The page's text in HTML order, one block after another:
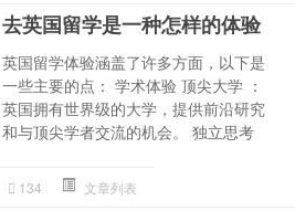
去英国留学是一种怎样的体验
英国留学体验涵盖了许多方面，以下是
一些主要的点： 学术体验 顶尖大学 ：
英国拥有世界级的大学，提供前沿研究
和与顶尖学者交流的机会。 独立思考
134 文章列表